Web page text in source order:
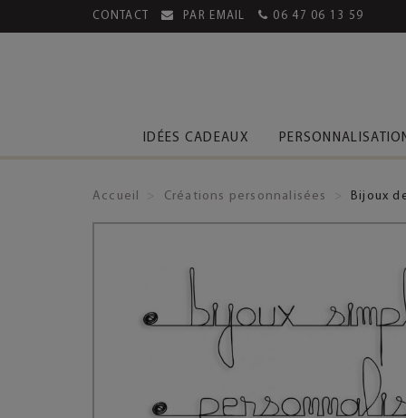
CONTACT PAR EMAIL 06 47 06 13 59
LIVRAISON OFFERTE DÈS 39€
IDÉES CADEAUX
Accueil Créations personnalisées Bijoux